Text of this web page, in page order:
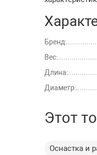
Бренд:
Вес:
Длина:
Диаметр:
Этот
Оснастка и